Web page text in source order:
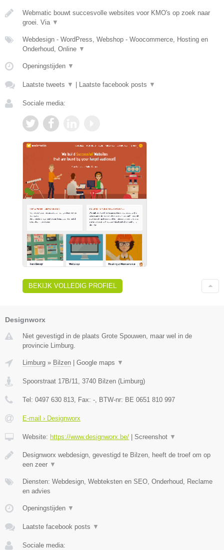
Webmatic bouwt succesvolle websites voor KMO's op zoek naar
groei. Via ▼
Webdesign - WordPress, Webshop - Woocommerce, Hosting en
Onderhoud, Online ▼
Openingstijden ▼
Laatste tweets ▼ Laatste facebook posts ▼
Sociale media:
BEKIJK VOLLEDIG PROFIEL
Designworx
Niet gevestigd in de plaats Grote Spouwen, maar wel in de
provincie Limburg.
Limburg » Bilzen Google maps ▼
Spoorstraat 17B/11, 3740 Bilzen (Limburg)
Tel: 0497 630 813, Fax: -, BTW-nr: BE 0651 810 997
E-mail › Designworx
Website: https://www.designworx.be/ Screenshot ▼
Designworx webdesign, gevestigd te Bilzen, heeft de troef om op
een zeer ▼
Diensten: Webdesign, Webteksten en SEO, Onderhoud, Reclame
en advies
Openingstijden ▼
Laatste facebook posts ▼
Sociale media: